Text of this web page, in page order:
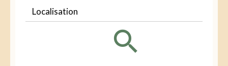
Localisation